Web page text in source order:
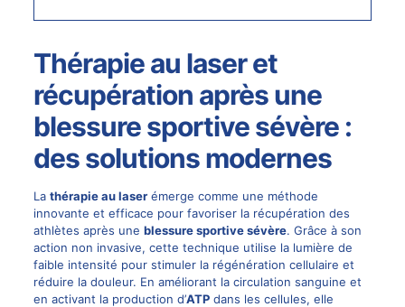
Thérapie au laser et
récupération après une
blessure sportive sévère :
des solutions modernes
La thérapie au laserémerge comme une méthode
innovante et efficace pour favoriser la récupération des
athlètes après une blessure sportive sévère. Grâce à son
action non invasive, cette technique utilise la lumière de
faible intensité pour stimuler la régénération cellulaire et
réduire la douleur. En améliorant la circulation sanguine et
en activant la production d’ATPdans les cellules, elle